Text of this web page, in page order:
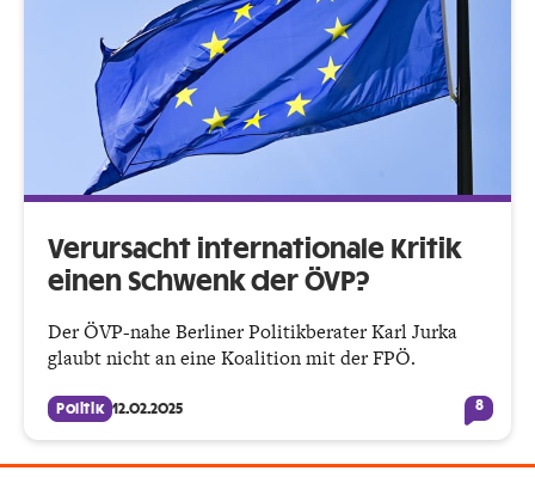
Verursacht internationale Kritik
einen Schwenk der ÖVP?
Der ÖVP-nahe Berliner Politikberater Karl Jurka
glaubt nicht an eine Koalition mit der FPÖ.
Politik 12.02.2025 8